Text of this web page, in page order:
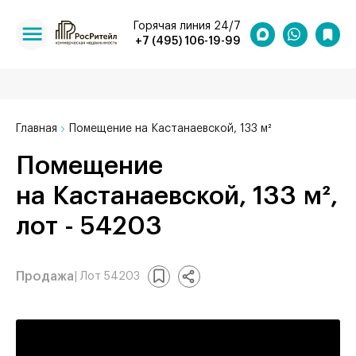
+7 (495) 106-19-99
Горячая линия 24/7
Главная Помещение на Кастанаевской, 133 м²
Помещение
на Кастанаевской, 133 м²,
лот - 54203
Продажа | Лот 54203